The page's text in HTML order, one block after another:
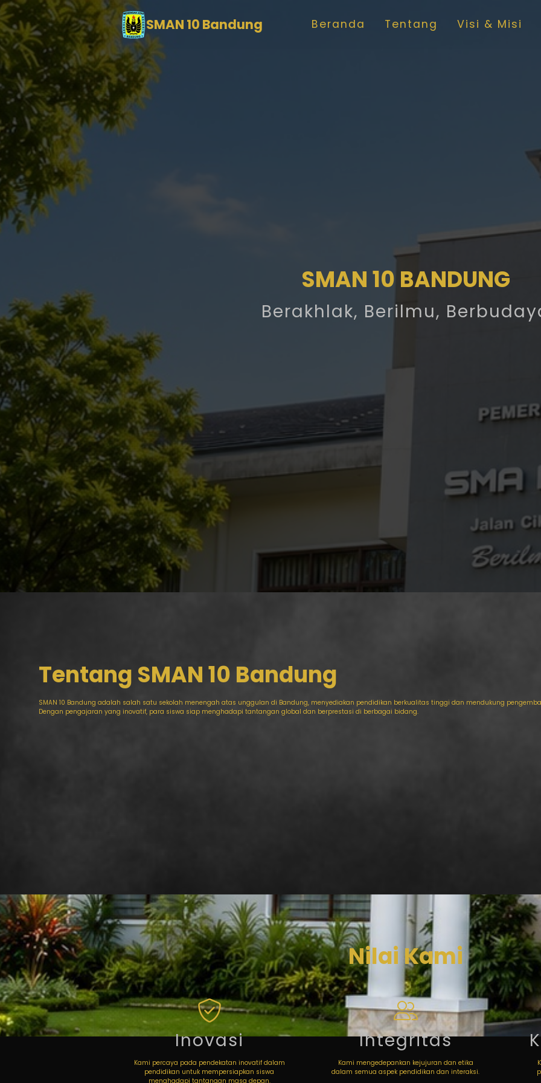
SMAN 10 Bandung Beranda Tentang Visi & Misi
SMAN 10 BANDUNG
Berakhlak, Berilmu,
Tentang SMAN 10 Bandung
SMAN 10 Bandung adalah salah satu sekolah menengah atas unggulan di Bandung, menyediakan pendidikan berkualitas tinggi dan mendukung
Dengan pengajaran yang inovatif, para siswa siap menghadapi tantangan global dan berprestasi di berbagai bidang.
Nilai Kami
Inovasi
Kami percaya pada pendekatan inovatif dalam
pendidikan untuk mempersiapkan siswa
menghadapi tantangan masa depan.
Integritas
Kami mengedepankan kejujuran dan etika
dalam semua aspek pendidikan dan interaksi.